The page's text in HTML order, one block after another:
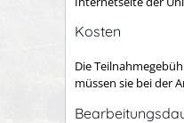
Kosten
Die
müssen sie bei der